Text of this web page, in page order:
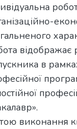
відображає
в
виконання